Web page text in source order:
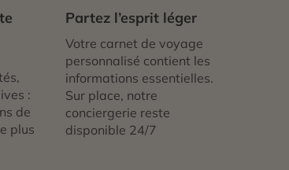
:
de
plus
Partez l’esprit léger
Votre carnet de voyage
personnalisé contient les
informations essentielles.
Sur place, notre
conciergerie reste
disponible 24/7